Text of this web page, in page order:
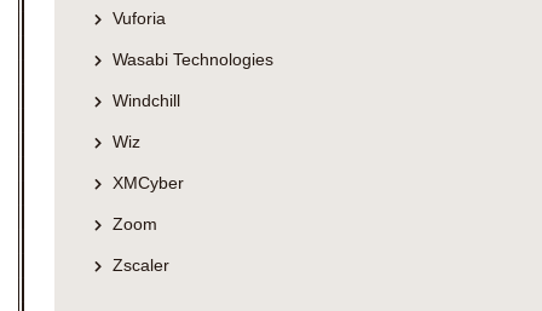
Vuforia
Wasabi Technologies
Windchill
Wiz
XMCyber
Zoom
Zscaler